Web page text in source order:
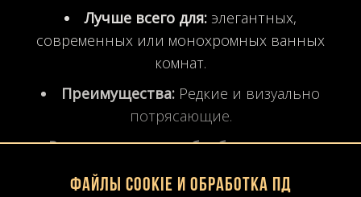
Лучше всего для: элегантных,
современных или монохромных ванных
комнат.
Преимущества: Редкие и визуально
потрясающие.
Рекомендация по обработке:отточена
Файлы Cookie и обработка ПД